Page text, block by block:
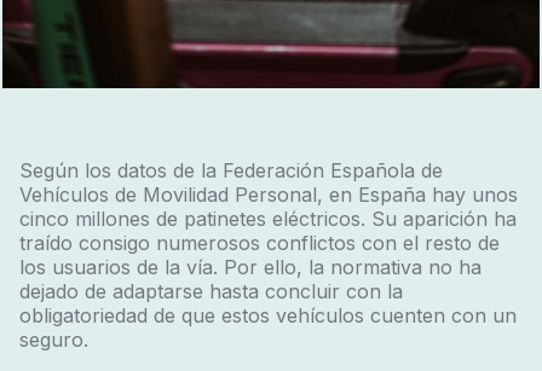
Según los datos de la Federación Española de
Vehículos de Movilidad Personal, en España hay unos
cinco millones de patinetes eléctricos. Su aparición ha
traído consigo numerosos conflictos con el resto de
los usuarios de la vía. Por ello, la normativa no ha
dejado de adaptarse hasta concluir con la
obligatoriedad de que estos vehículos cuenten con un
seguro.